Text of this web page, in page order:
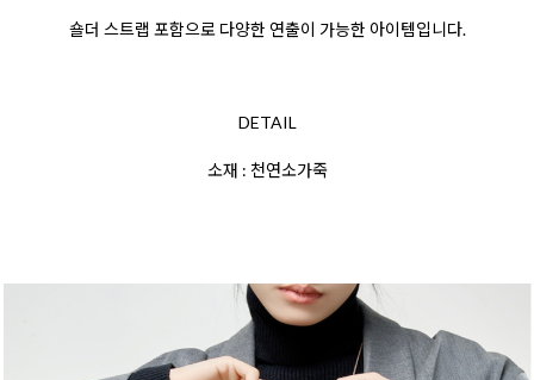
숄더 스트랩 포함으로 다양한 연출이 가능한 아이템입니다.
DETAIL
소재 : 천연소가죽